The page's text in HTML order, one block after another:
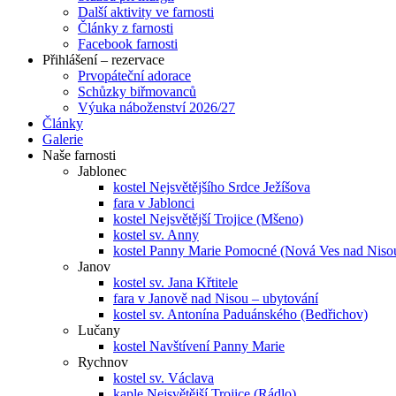
Další aktivity ve farnosti
Články z farnosti
Facebook farnosti
Přihlášení – rezervace
Prvopáteční adorace
Schůzky biřmovanců
Výuka náboženství 2026/27
Články
Galerie
Naše farnosti
Jablonec
kostel Nejsvětějšího Srdce Ježíšova
fara v Jablonci
kostel Nejsvětější Trojice (Mšeno)
kostel sv. Anny
kostel Panny Marie Pomocné (Nová Ves nad
Janov
kostel sv. Jana Křtitele
fara v Janově nad Nisou – ubytování
kostel sv. Antonína Paduánského (Bedřichov)
Lučany
kostel Navštívení Panny Marie
Rychnov
kostel sv. Václava